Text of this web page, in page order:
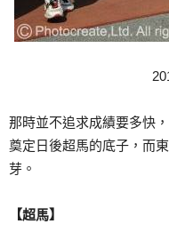
那時並不追求成績要多快
奠定日後超馬的底子，而
芽。
【超馬】